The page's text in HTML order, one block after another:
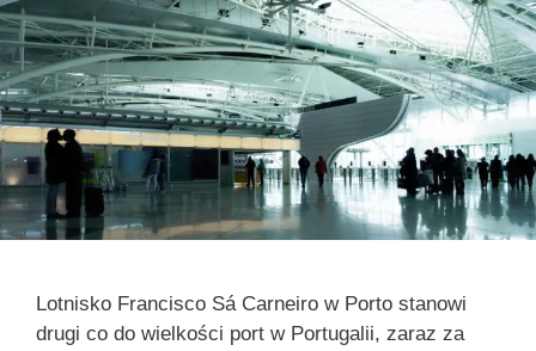
Lotnisko Francisco Sá Carneiro w Porto stanowi
drugi co do wielkości port w Portugalii, zaraz za